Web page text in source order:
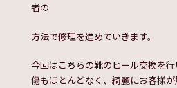
者の
方法で修理を進めていきます。
今回はこちらの靴のヒール交換を
傷もほとんどなく、綺麗にお客様